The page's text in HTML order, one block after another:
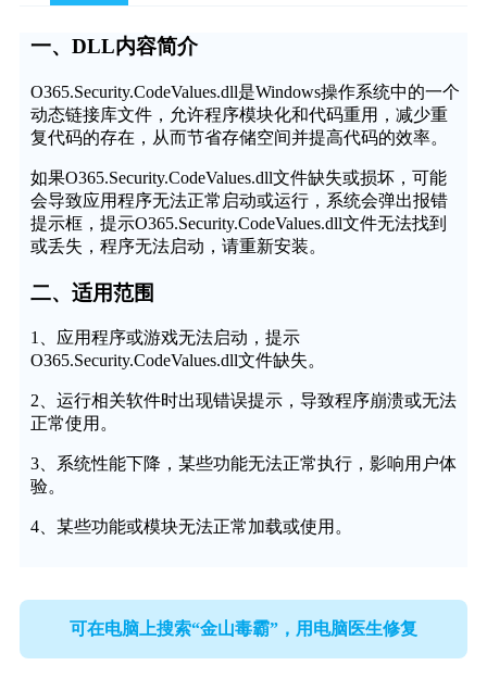
一、DLL内容简介
O365.Security.CodeValues.dll是Windows操作系统中的一个
动态链接库文件，允许程序模块化和代码重用，减少重
复代码的存在，从而节省存储空间并提高代码的效率。
如果O365.Security.CodeValues.dll文件缺失或损坏，可能
会导致应用程序无法正常启动或运行，系统会弹出报错
提示框，提示O365.Security.CodeValues.dll文件无法找到
或丢失，程序无法启动，请重新安装。
二、适用范围
1、应用程序或游戏无法启动，提示
O365.Security.CodeValues.dll文件缺失。
2、运行相关软件时出现错误提示，导致程序崩溃或无法
正常使用。
3、系统性能下降，某些功能无法正常执行，影响用户体
验。
4、某些功能或模块无法正常加载或使用。
可在电脑上搜索“金山毒霸”，用电脑医生修复